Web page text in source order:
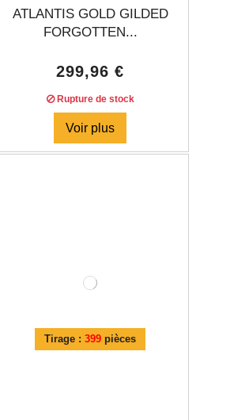
ATLANTIS GOLD GILDED
FORGOTTEN...
299,96 €
Rupture de stock
Voir plus
Tirage :399 pièces